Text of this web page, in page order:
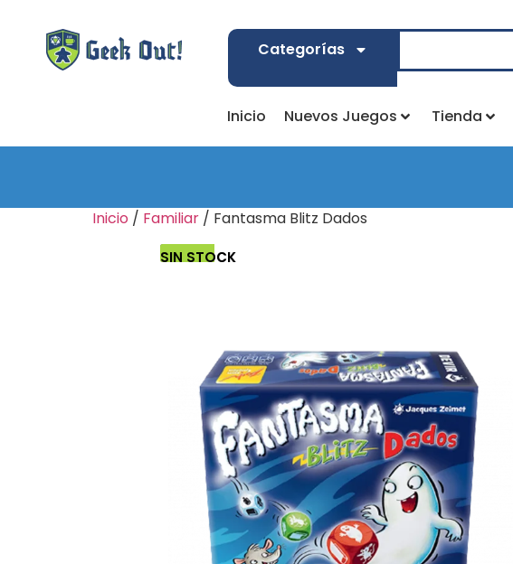
Categorías
Inicio Nuevos Juegos Tienda
Inicio / Familiar / Fantasma Blitz Dados
SIN STOCK